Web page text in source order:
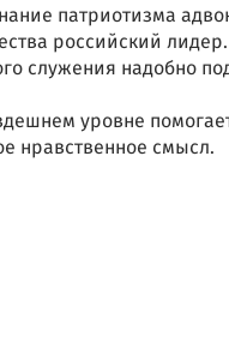
патриотизма
российский
служения надобно
уровне
нравственное смысл.